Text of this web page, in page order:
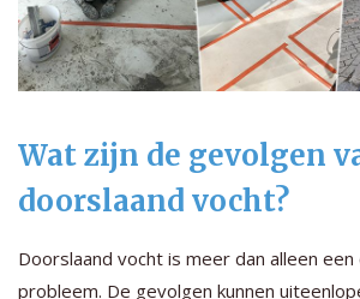
Wat zijn de gevolgen
doorslaand vocht?
Doorslaand vocht is meer dan alleen een
probleem. De gevolgen kunnen